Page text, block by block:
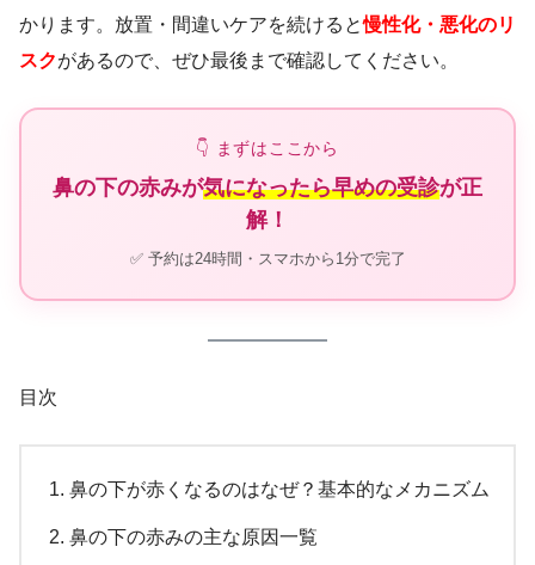
かります。放置・間違いケアを続けると慢性化・悪化のリ
スクがあるので、ぜひ最後まで確認してください。
👇 まずはここから
鼻の下の赤みが気になったら早めの受診が正
解！
✅ 予約は24時間・スマホから1分で完了
目次
鼻の下が赤くなるのはなぜ？基本的なメカニズム
鼻の下の赤みの主な原因一覧